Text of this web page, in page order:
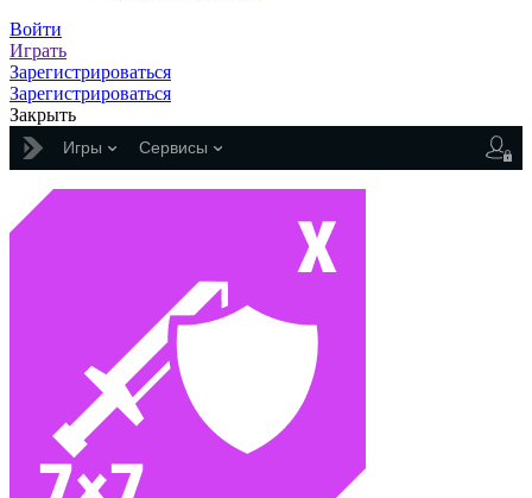
Войти
Играть
Зарегистрироваться
Зарегистрироваться
Закрыть
Игры Сервисы